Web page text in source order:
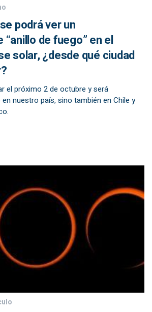
podrá ver un
de fuego” en el
solar, ¿desde qué ciudad
el próximo 2 de octubre y será
nuestro país, sino también en Chile y